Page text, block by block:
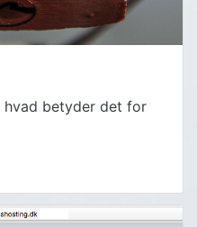
hvad betyder det for